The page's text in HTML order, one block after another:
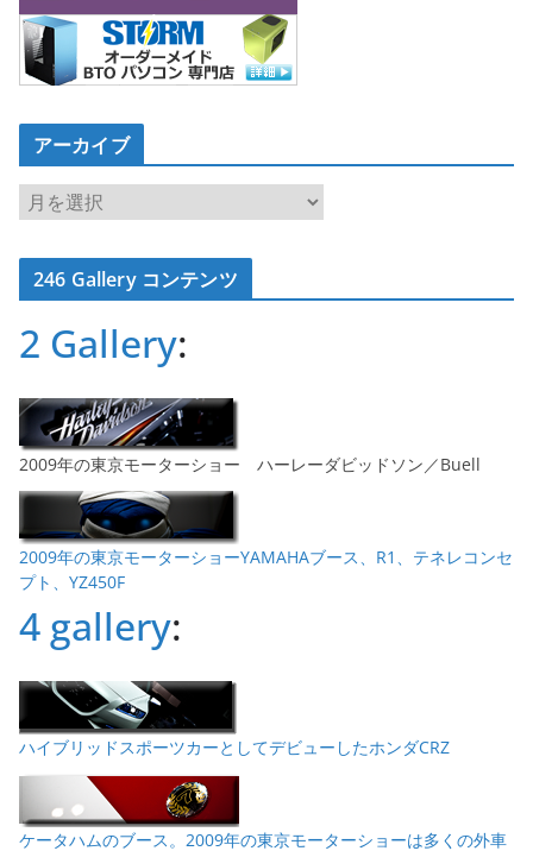
アーカイブ
ア
ー
カ
イ246 Gallery コンテンツ
2 Gallery:
2009年の東京モーターショー ハーレーダビッドソン／Buell
2009年の東京モーターショーYAMAHAブース、R1、テネレコンセ
プト、YZ450F
4 gallery:
ハイブリッドスポーツカーとしてデビューしたホンダCRZ
ケータハムのブース。2009年の東京モーターショーは多くの外車